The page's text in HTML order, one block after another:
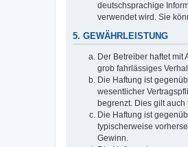
deutschsprachige
verwendet wird. Sie
5. GEWÄHRLEISTUNG
Der Betreiber haftet mit
grob fahrlässiges
Die Haftung ist
wesentlicher
begrenzt. Dies gilt
Die Haftung ist
typischerweise
Gewinn.